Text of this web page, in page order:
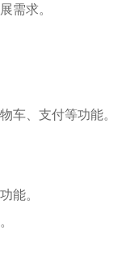
需求。
车、支付等功能。
能。